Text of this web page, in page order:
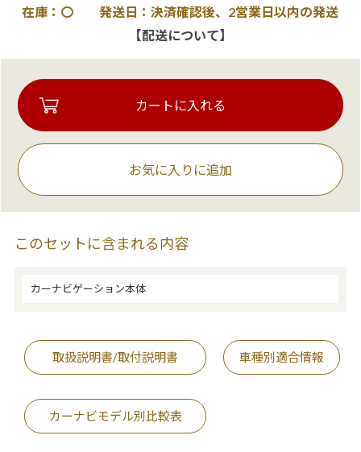
在庫：〇 発送日：決済確認後、2営業日以内の発送
【配送について】
お気に入りに追加
このセットに含まれる内容
カーナビゲーション本体
取扱説明書/取付説明書 車種別適合情報
カーナビモデル別比較表